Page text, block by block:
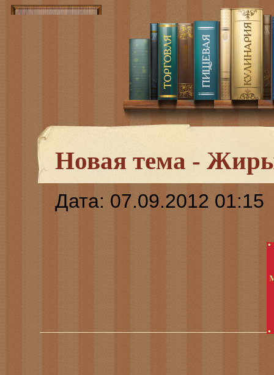
Новая тема -
Дата: 07.09.2012 01:15